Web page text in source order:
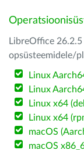
LibreOffice
opsüsteemidele/
Linux
Linux
Linux x64
Linux x64
macOS
macOS